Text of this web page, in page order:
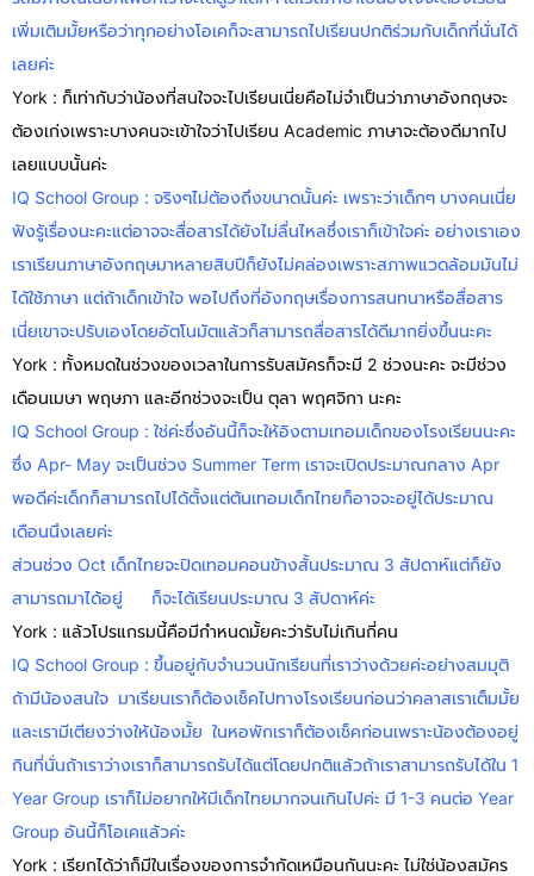
เพิ่มเติมมั้ยหรือว่าทุกอย่างโอเคก็จะสามารถไปเรียนปกติร่วมกับเด็กที่นั่นได้
เลยค่ะ
York : ก็เท่ากับว่าน้องที่สนใจจะไปเรียนเนี่ยคือไม่จำเป็นว่าภาษาอังกฤษจะ
ต้องเก่งเพราะบางคนจะเข้าใจว่าไปเรียน Academic ภาษาจะต้องดีมากไป
เลยแบบนั้นค่ะ
IQ School Group : จริงๆไม่ต้องถึงขนาดนั้นค่ะ เพราะว่าเด็กๆ บางคนเนี่ย
ฟังรู้เรื่องนะคะแต่อาจจะสื่อสารได้ยังไม่ลื่นไหลซึ่งเราก็เข้าใจค่ะ อย่างเราเอง
เราเรียนภาษาอังกฤษมาหลายสิบปีก็ยังไม่คล่องเพราะสภาพแวดล้อมมันไม่
ได้ใช้ภาษา แต่ถ้าเด็กเข้าใจ พอไปถึงที่อังกฤษเรื่องการสนทนาหรือสื่อสาร
เนี่ยเขาจะปรับเองโดยอัตโนมัตแล้วก็สามารถสื่อสารได้ดีมากยิ่งขึ้นนะคะ
York : ทั้งหมดในช่วงของเวลาในการรับสมัครก็จะมี 2 ช่วงนะคะ จะมีช่วง
เดือนเมษา พฤษภา และอีกช่วงจะเป็น ตุลา พฤศจิกา นะคะ
IQ School Group : ใช่ค่ะซึ่งอันนี้ก็จะให้อิงตามเทอมเด็กของโรงเรียนนะคะ
ซึ่ง Apr- May จะเป็นช่วง Summer Term เราจะเปิดประมาณกลาง Apr
พอดีค่ะเด็กก็สามารถไปได้ตั้งแต่ต้นเทอมเด็กไทยก็อาจจะอยู่ได้ประมาณ
เดือนนึงเลยค่ะ
ส่วนช่วง Oct เด็กไทยจะปิดเทอมคอนข้างสั้นประมาณ 3 สัปดาห์แต่ก็ยัง
สามารถมาได้อยู่ ก็จะได้เรียนประมาณ 3 สัปดาห์ค่ะ
York : แล้วโปรแกรมนี้คือมีกำหนดมั้ยคะว่ารับไม่เกินกี่คน
IQ School Group : ขึ้นอยู่กับจำนวนนักเรียนที่เราว่างด้วยค่ะอย่างสมมุติ
ถ้ามีน้องสนใจ มาเรียนเราก็ต้องเช็คไปทางโรงเรียนก่อนว่าคลาสเราเต็มมั้ย
และเรามีเตียงว่างให้น้องมั้ย ในหอพักเราก็ต้องเช็คก่อนเพราะน้องต้องอยู่
กินที่นั่นถ้าเราว่างเราก็สามารถรับได้แต่โดยปกติแล้วถ้าเราสามารถรับได้ใน 1
Year Group เราก็ไม่อยากให้มีเด็กไทยมากจนเกินไปค่ะ มี 1-3 คนต่อ Year
Group อันนี้ก็โอเคแล้วค่ะ
York : เรียกได้ว่าก็มีในเรื่องของการจำกัดเหมือนกันนะคะ ไม่ใช่น้องสมัคร